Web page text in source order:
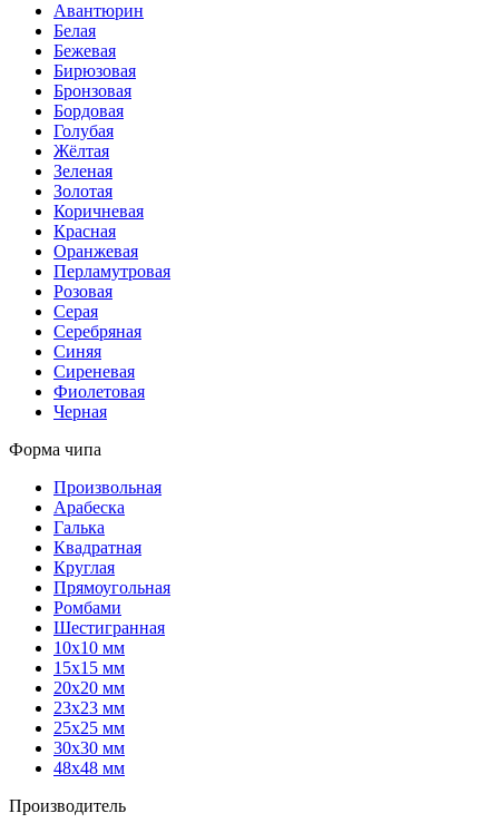
Авантюрин
Белая
Бежевая
Бирюзовая
Бронзовая
Бордовая
Голубая
Жёлтая
Зеленая
Золотая
Коричневая
Красная
Оранжевая
Перламутровая
Розовая
Серая
Серебряная
Синяя
Сиреневая
Фиолетовая
Черная
Форма чипа
Произвольная
Арабеска
Галька
Квадратная
Круглая
Прямоугольная
Ромбами
Шестигранная
10х10 мм
15х15 мм
20х20 мм
23х23 мм
25х25 мм
30х30 мм
48х48 мм
Производитель